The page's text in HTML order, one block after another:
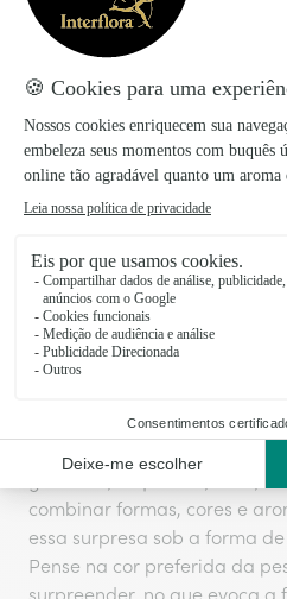
está prestes a receber esse
concebido unícamente com
Inspire-se e
flores
deixam mal, e se se trata de
adivinhará com certeza.
com muitos significados e
fazer parte desse ramo
inspiração na Interflora e
que tem idealizado. Sem
Crie o seu ramo ideal e
combinar formas, cores e
essa surpresa sob a forma
Pense na cor preferida da
surpreender, no que evoca